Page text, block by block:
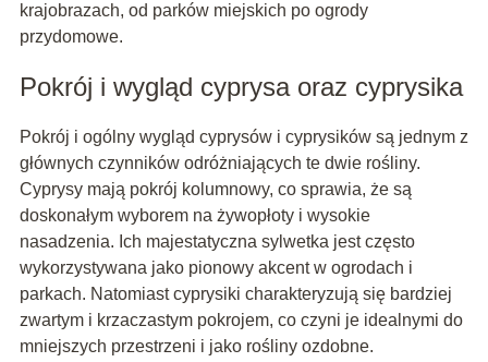
krajobrazach, od parków miejskich po ogrody
przydomowe.
Pokrój i wygląd cyprysa oraz cyprysika
Pokrój i ogólny wygląd cyprysów i cyprysików są jednym z
głównych czynników odróżniających te dwie rośliny.
Cyprysy mają pokrój kolumnowy, co sprawia, że są
doskonałym wyborem na żywopłoty i wysokie
nasadzenia. Ich majestatyczna sylwetka jest często
wykorzystywana jako pionowy akcent w ogrodach i
parkach. Natomiast cyprysiki charakteryzują się bardziej
zwartym i krzaczastym pokrojem, co czyni je idealnymi do
mniejszych przestrzeni i jako rośliny ozdobne.